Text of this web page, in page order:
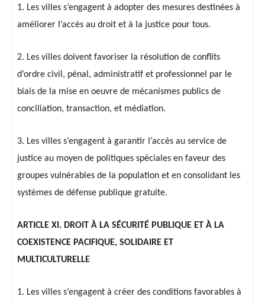
1. Les villes s’engagent à adopter des mesures destinées à
améliorer l’accès au droit et à la justice pour tous.
2. Les villes doivent favoriser la résolution de conflits
d’ordre civil, pénal, administratif et professionnel par le
biais de la mise en oeuvre de mécanismes publics de
conciliation, transaction, et médiation.
3. Les villes s’engagent à garantir l’accès au service de
justice au moyen de politiques spéciales en faveur des
groupes vulnérables de la population et en consolidant les
systèmes de défense publique gratuite.
ARTICLE XI. DROIT À LA SÉCURITÉ PUBLIQUE ET À LA
COEXISTENCE PACIFIQUE, SOLIDAIRE ET
MULTICULTURELLE
1. Les villes s’engagent à créer des conditions favorables à